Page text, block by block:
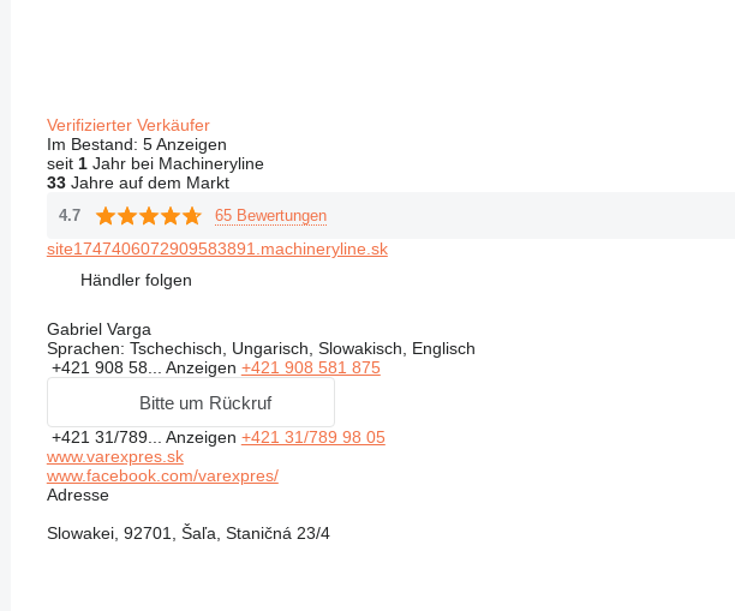
Verifizierter Verkäufer
Im Bestand: 5 Anzeigen
seit 1Jahr bei Machineryline
33Jahre auf dem Markt
4.7 65 Bewertungen
site1747406072909583891.machineryline.sk
Händler folgen
Gabriel Varga
Sprachen: Tschechisch, Ungarisch, Slowakisch, Englisch
+421 908 58... Anzeigen +421 908 581 875
Bitte um Rückruf
+421 31/789... Anzeigen +421 31/789 98 05
www.varexpres.sk
www.facebook.com/varexpres/
Adresse
Slowakei, 92701, Šaľa, Staničná 23/4